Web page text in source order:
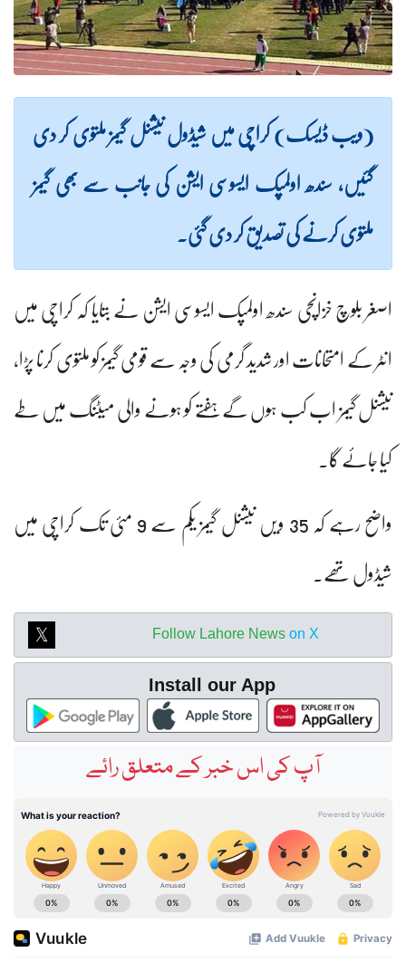
(ویب ڈیسک) کراچی میں شیڈول نیشنل گیمز ملتوی کر دی
گئیں، سندھ اولمپک ایسوسی ایشن کی جانب سے بھی گیمز
ملتوی کرنے کی تصدیق کر دی گئی۔
اصغر بلوچ خزانچی سندھ اولمپک ایسوسی ایشن نے بتایا کہ کراچی میں
انٹر کے امتحانات اور شدید گرمی کی وجہ سے قومی گیمز کو ملتوی کرنا پڑا،
نیشنل گیمز اب کب ہوں گے ہفتے کو ہونے والی میٹنگ میں طے
کیا جائے گا۔
واضح رہے کہ 35 ویں نیشنل گیمز یکم سے 9 مئی تک کراچی میں
شیڈول تھے۔
Follow Lahore News on X
Install our App
آپ کی اس خبر کے متعلق رائے